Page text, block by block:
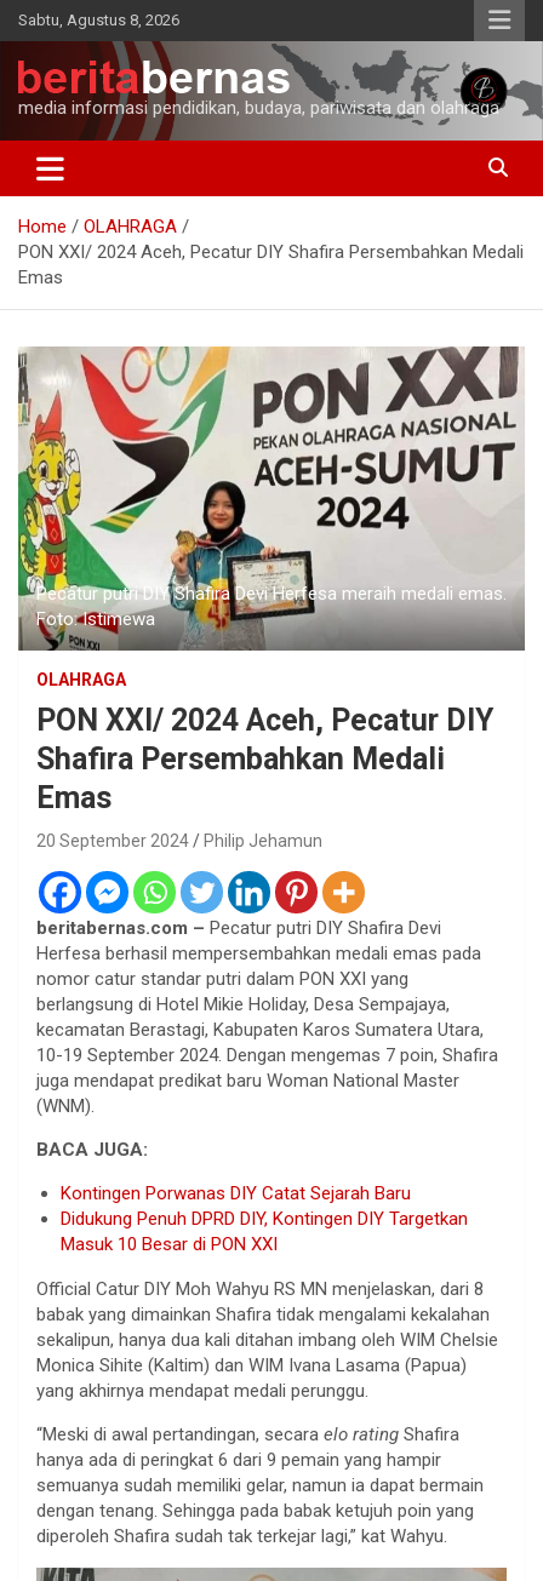
Skip
to
content
Sabtu, Agustus 8, 2026
media informasi pendidikan, budaya, pariwisata dan olahraga
Home
OLAHRAGA
PON XXI/ 2024 Aceh, Pecatur DIY Shafira Persembahkan Medali
Emas
Pecatur putri DIY Shafira Devi Herfesa meraih medali emas.
Foto: Istimewa
OLAHRAGA
PON XXI/ 2024 Aceh, Pecatur DIY
Shafira Persembahkan Medali
Emas
20 September 2024 Philip Jehamun
beritabernas.com – Pecatur putri DIY Shafira Devi
Herfesa berhasil mempersembahkan medali emas pada
nomor catur standar putri dalam PON XXI yang
berlangsung di Hotel Mikie Holiday, Desa Sempajaya,
kecamatan Berastagi, Kabupaten Karos Sumatera Utara,
10-19 September 2024. Dengan mengemas 7 poin, Shafira
juga mendapat predikat baru Woman National Master
(WNM).
BACA JUGA:
Kontingen Porwanas DIY Catat Sejarah Baru
Didukung Penuh DPRD DIY, Kontingen DIY Targetkan
Masuk 10 Besar di PON XXI
Official Catur DIY Moh Wahyu RS MN menjelaskan, dari 8
babak yang dimainkan Shafira tidak mengalami kekalahan
sekalipun, hanya dua kali ditahan imbang oleh WIM Chelsie
Monica Sihite (Kaltim) dan WIM Ivana Lasama (Papua)
yang akhirnya mendapat medali perunggu.
“Meski di awal pertandingan, secara elo rating Shafira
hanya ada di peringkat 6 dari 9 pemain yang hampir
semuanya sudah memiliki gelar, namun ia dapat bermain
dengan tenang. Sehingga pada babak ketujuh poin yang
diperoleh Shafira sudah tak terkejar lagi,” kat Wahyu.